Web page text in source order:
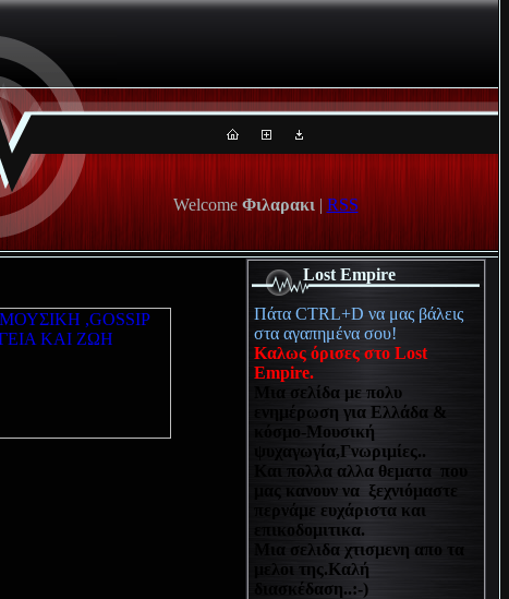
Welcome Φιλαρακι | RSS
Lost Empire
Πάτα CTRL+D να μας βάλεις
στα αγαπημένα σου!
Καλως όρισες στο Lost
Empire.
Μια σελίδα με πολυ
ενημέρωση για Ελλάδα &
κόσμο-Μουσική
ψυχαγωγία,Γνωριμίες..
Και πολλα αλλα θεματα που
μας κανουν να ξεχνιόμαστε
περνάμε ευχάριστα και
επικοδομιτικα.
Μια σελιδα χτισμενη απο τα
μελοι της.Καλή
διασκέδαση..:-)